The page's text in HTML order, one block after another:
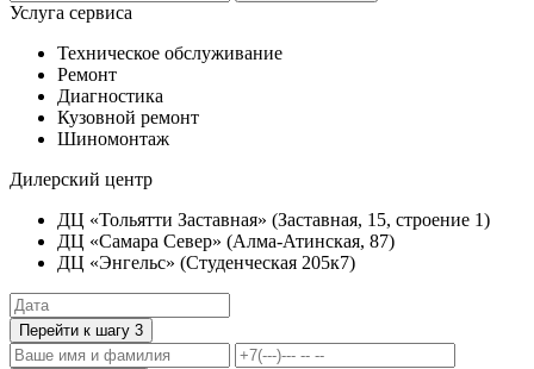
Услуга сервиса
Техническое обслуживание
Ремонт
Диагностика
Кузовной ремонт
Шиномонтаж
Дилерский центр
ДЦ «Тольятти Заставная» (Заставная, 15, строение 1)
ДЦ «Самара Север» (Алма-Атинская, 87)
ДЦ «Энгельс» (Студенческая 205к7)
Перейти к шагу 3